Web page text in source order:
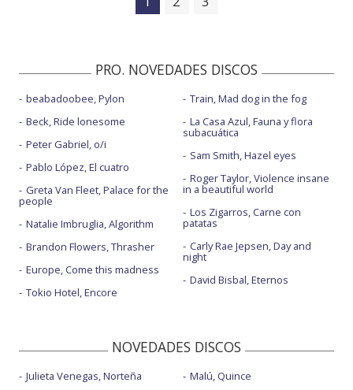
PRO. NOVEDADES DISCOS
beabadoobee, Pylon
Beck, Ride lonesome
Peter Gabriel, o/i
Pablo López, El cuatro
Greta Van Fleet, Palace for the
people
Natalie Imbruglia, Algorithm
Brandon Flowers, Thrasher
Europe, Come this madness
Tokio Hotel, Encore
Train, Mad dog in the fog
La Casa Azul, Fauna y flora
subacuática
Sam Smith, Hazel eyes
Roger Taylor, Violence insane
in a beautiful world
Los Zigarros, Carne con
patatas
Carly Rae Jepsen, Day and
night
David Bisbal, Eternos
NOVEDADES DISCOS
Julieta Venegas, Norteña
Malú, Quince